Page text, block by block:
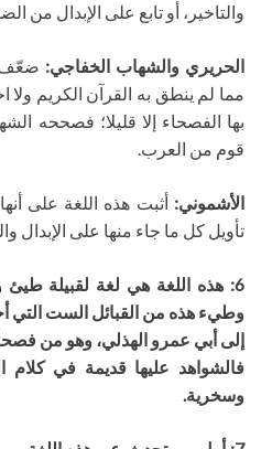
والتاخير، أو تابع على الإبدال من
الحريري والشهاب الخفاجي: ضعّف
مما لم ينطق به القرآن الكريم
بها الفصحاء إلا قليلا؛ فصححه
قوم من العرب.
الأشموني: أثبت هذه اللغة على
تأويل كل ما جاء منها على الإبدال
6: هذه اللغة هي لغة لقبيلة طيئ
وطيء هذه من القبائل الست التي
إلى أبي عمرو الهذلي، وهو من
فالشواهد عليها قديمة في
وسخرية.